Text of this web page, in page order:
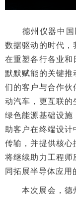
德州仪器中国
数据驱动的时代，
在重塑各行各业和
默默赋能的关键推
们的客户与合作伙
动汽车，更互联的
绿色能源基础设
助客户在终端设
传输，并提供核心
将继续助力工程师
同拓展半导体应用
本次展会，德州